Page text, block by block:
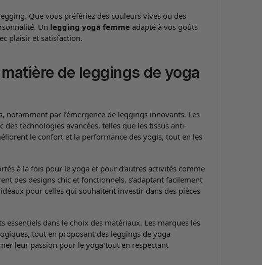
Que vous préfériez des couleurs vives ou des
Un legging yoga femme adapté à vos goûts
plaisir et satisfaction.
de leggings de yoga
notamment par l’émergence de leggings innovants. Les
des technologies avancées, telles que les tissus anti-
le confort et la performance des yogis, tout en les
à la fois pour le yoga et pour d’autres activités comme
des designs chic et fonctionnels, s’adaptant facilement
pour celles qui souhaitent investir dans des pièces
essentiels dans le choix des matériaux. Les marques les
tout en proposant des leggings de yoga
leur passion pour le yoga tout en respectant